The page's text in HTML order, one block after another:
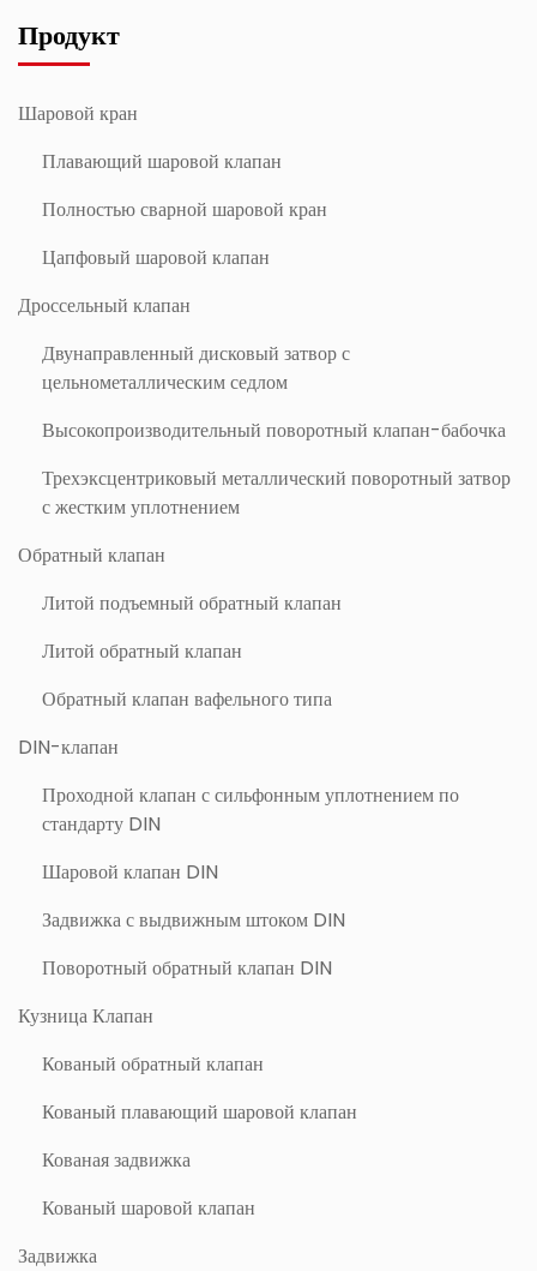
Продукт
Шаровой кран
Плавающий шаровой клапан
Полностью сварной шаровой кран
Цапфовый шаровой клапан
Дроссельный клапан
Двунаправленный дисковый затвор с
цельнометаллическим седлом
Высокопроизводительный поворотный клапан-бабочка
Трехэксцентриковый металлический поворотный затвор
с жестким уплотнением
Обратный клапан
Литой подъемный обратный клапан
Литой обратный клапан
Обратный клапан вафельного типа
DIN-клапан
Проходной клапан с сильфонным уплотнением по
стандарту DIN
Шаровой клапан DIN
Задвижка с выдвижным штоком DIN
Поворотный обратный клапан DIN
Кузница Клапан
Кованый обратный клапан
Кованый плавающий шаровой клапан
Кованая задвижка
Кованый шаровой клапан
Задвижка